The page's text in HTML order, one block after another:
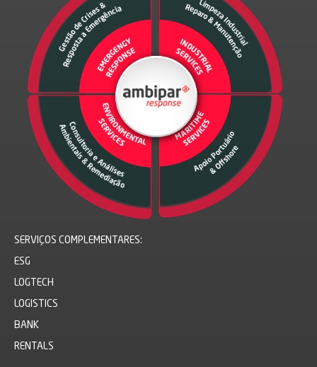
SERVIÇOS COMPLEMENTARES:
ESG
LOGTECH
LOGISTICS
BANK
RENTALS